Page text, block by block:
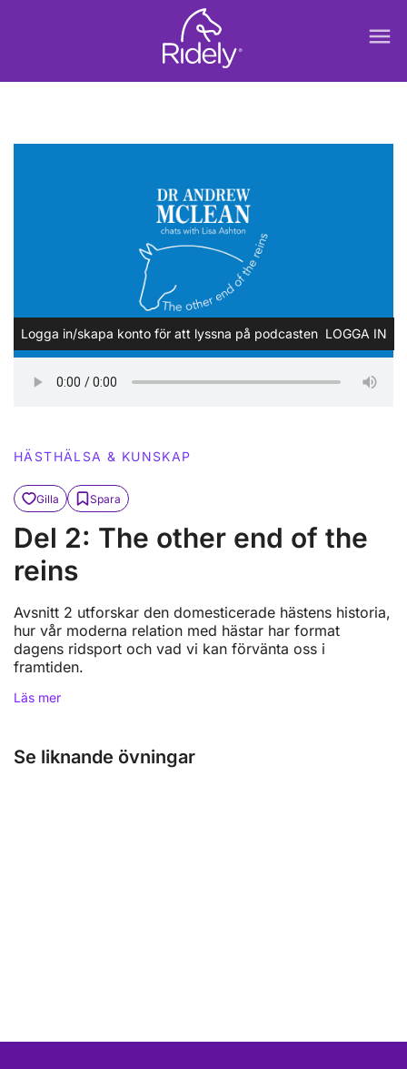
menu
Logga in/skapa konto för att lyssna på podcasten LOGGA IN
HÄSTHÄLSA & KUNSKAP
Gilla Spara
Del 2: The other end of the
reins
Avsnitt 2 utforskar den domesticerade hästens historia,
hur vår moderna relation med hästar har format
dagens ridsport och vad vi kan förvänta oss i
framtiden.
Läs mer
Se liknande övningar